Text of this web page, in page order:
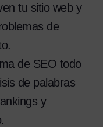
tu sitio web y
de
de SEO todo
de palabras
y